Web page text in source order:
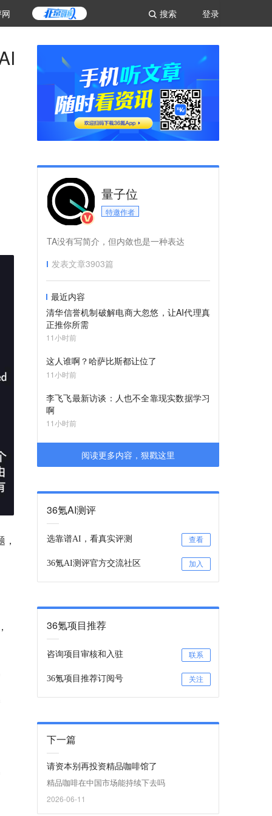
登录
搜索
量子位
特邀作者
TA没有写简介，但内敛也是一种表达
发表文章3903篇
最近内容
清华信誉机制破解电商大忽悠，让AI代理真
正推你所需
11小时前
这人谁啊？哈萨比斯都让位了
11小时前
李飞飞最新访谈：人也不全靠现实数据学习
啊
11小时前
阅读更多内容，狠戳这里
36氪AI测评
选靠谱AI，看真实评测 查看
36氪AI测评官方交流社区 加入
36氪项目推荐
咨询项目审核和入驻 联系
36氪项目推荐订阅号 关注
下一篇
请资本别再投资精品咖啡馆了
精品咖啡在中国市场能持续下去吗
2026-06-11